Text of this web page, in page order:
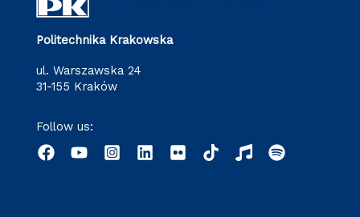
Politechnika Krakowska
ul. Warszawska 24
31-155 Kraków
Follow us: